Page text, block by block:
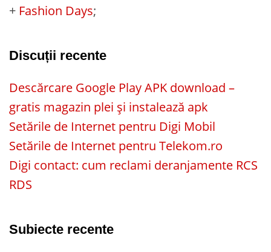
+ Fashion Days;
Discuții recente
Descărcare Google Play APK download –
gratis magazin plei și instalează apk
Setările de Internet pentru Digi Mobil
Setările de Internet pentru Telekom.ro
Digi contact: cum reclami deranjamente RCS
RDS
Subiecte recente